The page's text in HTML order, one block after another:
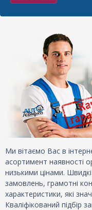
Ми вітаємо Вас в
асортимент наявності
низькими цінами.
замовлень, грамотні
характеристики, які
Кваліфікований підбір